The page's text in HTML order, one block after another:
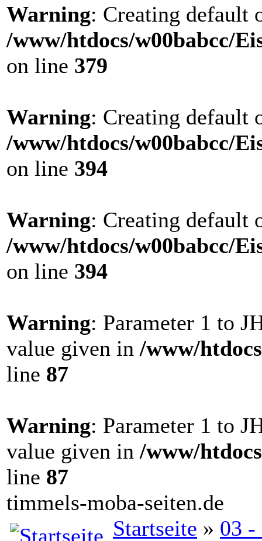
Warning: Creating default
/www/htdocs/w00babcc/
on line 379
Warning: Creating default
/www/htdocs/w00babcc/
on line 394
Warning: Creating default
/www/htdocs/w00babcc/
on line 394
Warning: Parameter 1 to
value given in /www/
line 87
Warning: Parameter 1 to
value given in /www/
line 87
timmels-moba-seiten.de
Startseite » 03 -